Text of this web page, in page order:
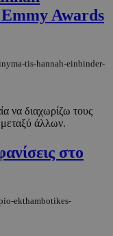
Awards
tis-hannah-einbinder-
να διαχωρίζω τους
άλλων.
στο
ekthambotikes-